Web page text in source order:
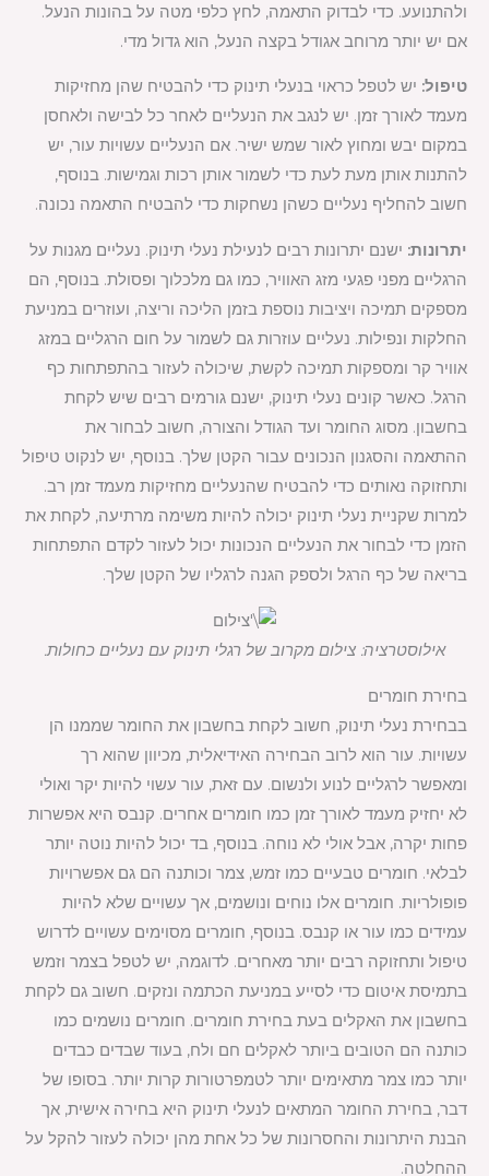
ולהתנועע. כדי לבדוק התאמה, לחץ כלפי מטה על בהונות הנעל.
אם יש יותר מרוחב אגודל בקצה הנעל, הוא גדול מדי.
טיפול: יש לטפל כראוי בנעלי תינוק כדי להבטיח שהן מחזיקות
מעמד לאורך זמן. יש לנגב את הנעליים לאחר כל לבישה ולאחסן
במקום יבש ומחוץ לאור שמש ישיר. אם הנעליים עשויות עור, יש
להתנות אותן מעת לעת כדי לשמור אותן רכות וגמישות. בנוסף,
חשוב להחליף נעליים כשהן נשחקות כדי להבטיח התאמה נכונה.
יתרונות: ישנם יתרונות רבים לנעילת נעלי תינוק. נעליים מגנות על
הרגליים מפני פגעי מזג האוויר, כמו גם מלכלוך ופסולת. בנוסף, הם
מספקים תמיכה ויציבות נוספת בזמן הליכה וריצה, ועוזרים במניעת
החלקות ונפילות. נעליים עוזרות גם לשמור על חום הרגליים במזג
אוויר קר ומספקות תמיכה לקשת, שיכולה לעזור בהתפתחות כף
הרגל. כאשר קונים נעלי תינוק, ישנם גורמים רבים שיש לקחת
בחשבון. מסוג החומר ועד הגודל והצורה, חשוב לבחור את
ההתאמה והסגנון הנכונים עבור הקטן שלך. בנוסף, יש לנקוט טיפול
ותחזוקה נאותים כדי להבטיח שהנעליים מחזיקות מעמד זמן רב.
למרות שקניית נעלי תינוק יכולה להיות משימה מרתיעה, לקחת את
הזמן כדי לבחור את הנעליים הנכונות יכול לעזור לקדם התפתחות
בריאה של כף הרגל ולספק הגנה לרגליו של הקטן שלך.
אילוסטרציה: צילום מקרוב של רגלי תינוק עם נעליים כחולות.
בחירת חומרים
בבחירת נעלי תינוק, חשוב לקחת בחשבון את החומר שממנו הן
עשויות. עור הוא לרוב הבחירה האידיאלית, מכיוון שהוא רך
ומאפשר לרגליים לנוע ולנשום. עם זאת, עור עשוי להיות יקר ואולי
לא יחזיק מעמד לאורך זמן כמו חומרים אחרים. קנבס היא אפשרות
פחות יקרה, אבל אולי לא נוחה. בנוסף, בד יכול להיות נוטה יותר
לבלאי. חומרים טבעיים כמו זמש, צמר וכותנה הם גם אפשרויות
פופולריות. חומרים אלו נוחים ונושמים, אך עשויים שלא להיות
עמידים כמו עור או קנבס. בנוסף, חומרים מסוימים עשויים לדרוש
טיפול ותחזוקה רבים יותר מאחרים. לדוגמה, יש לטפל בצמר וזמש
בתמיסת איטום כדי לסייע במניעת הכתמה ונזקים. חשוב גם לקחת
בחשבון את האקלים בעת בחירת חומרים. חומרים נושמים כמו
כותנה הם הטובים ביותר לאקלים חם ולח, בעוד שבדים כבדים
יותר כמו צמר מתאימים יותר לטמפרטורות קרות יותר. בסופו של
דבר, בחירת החומר המתאים לנעלי תינוק היא בחירה אישית, אך
הבנת היתרונות והחסרונות של כל אחת מהן יכולה לעזור להקל על
ההחלטה.